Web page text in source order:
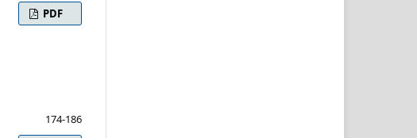
PDF
174-186